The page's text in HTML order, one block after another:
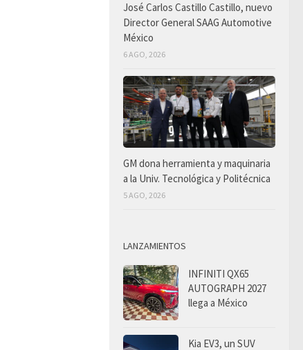
José Carlos Castillo Castillo, nuevo
Director General SAAG Automotive
México
6 AGO, 2026
GM dona herramienta y maquinaria
a la Univ. Tecnológica y Politécnica
5 AGO, 2026
LANZAMIENTOS
INFINITI QX65
AUTOGRAPH 2027
llega a México
Kia EV3, un SUV